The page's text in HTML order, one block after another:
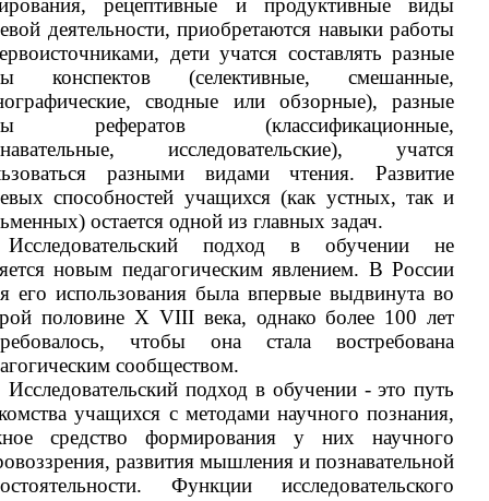
рецептивные и продуктивные виды
деятельности, приобретаются навыки работы
дети учатся составлять разные
конспектов (селективные, смешанные,
сводные или обзорные), разные
рефератов (классификационные,
исследовательские), учатся
разными видами чтения. Развитие
способностей учащихся (как устных, так и
остается одной из главных задач.
Исследовательский подход в обучении не
новым педагогическим явлением. В России
его использования была впервые выдвинута во
половине Х VIII века, однако более 100 лет
чтобы она стала востребована
сообществом.
Исследовательский подход в обучении - это путь
учащихся с методами научного познания,
средство формирования у них научного
развития мышления и познавательной
Функции исследовательского